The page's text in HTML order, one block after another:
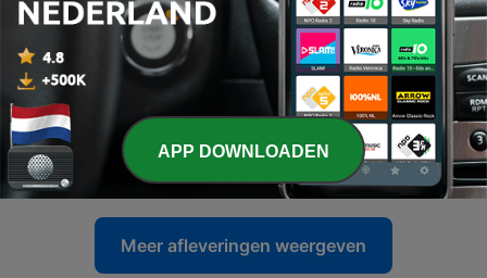
45 - Op kraamvisite bij Raj 🐘 | BRUL #44
44 - Tijger ontmoet tijger 🐅🐅 | BRUL #43
30 apr. 2026
43 - De Savanne op! 🦓 | BRUL #42
16 mrt. 2026
Meer afleveringen weergeven
APP DOWNLOADEN